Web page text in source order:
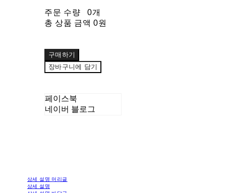
주문 수량
0개
총 상품 금액 0원
구매하기
장바구니에 담기
페이스북
네이버 블로그
상세 설명 머리글
상세 설명